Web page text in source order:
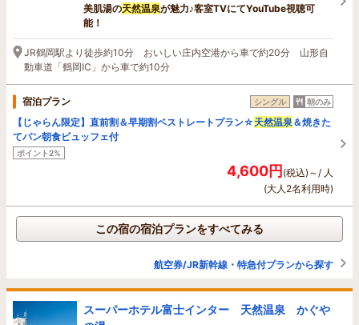
美肌湯の天然温泉が魅力♪客室TVにてYouTube視聴可
能！
JR鶴岡駅より徒歩約10分 おいしい庄内空港から車で約20分 山形自
動車道「鶴岡IC」から車で約10分
宿泊プラン シングル 朝のみ
【じゃらん限定】直前割＆早期割ベストレートプラン☆ 天然温泉 ＆焼きた
てパン朝食ビュッフェ付
ポイント2%
4,600円(税込)～/ 人
(大人2名利用時)
この宿の宿泊プランをすべてみる
航空券/JR新幹線・特急付プランから探す
スーパーホテル富士インター 天然温泉 かぐや